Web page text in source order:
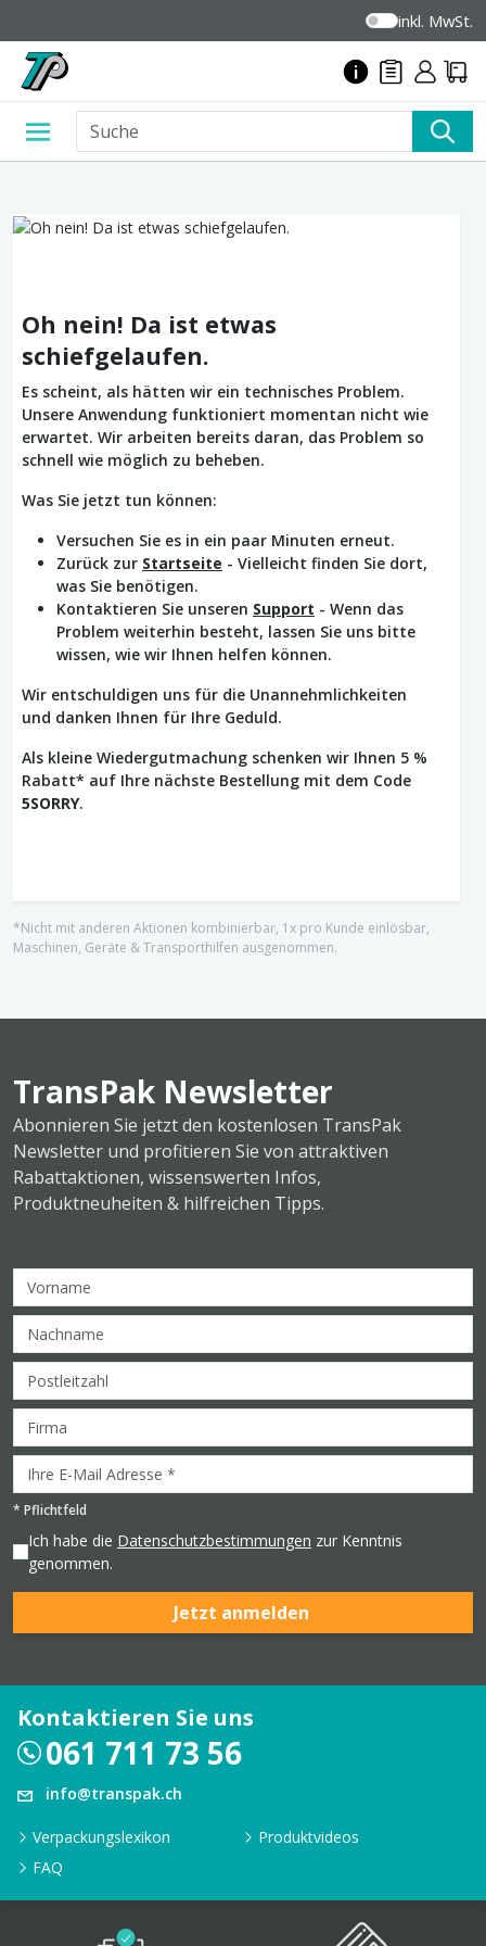
inkl. MwSt.
Oh nein! Da ist etwas
schiefgelaufen.
Es scheint, als hätten wir ein technisches Problem.
Unsere Anwendung funktioniert momentan nicht wie
erwartet. Wir arbeiten bereits daran, das Problem so
schnell wie möglich zu beheben.
Was Sie jetzt tun können:
Versuchen Sie es in ein paar Minuten erneut.
Zurück zur Startseite - Vielleicht finden Sie dort,
was Sie benötigen.
Kontaktieren Sie unseren Support - Wenn das
Problem weiterhin besteht, lassen Sie uns bitte
wissen, wie wir Ihnen helfen können.
Wir entschuldigen uns für die Unannehmlichkeiten
und danken Ihnen für Ihre Geduld.
Als kleine Wiedergutmachung schenken wir Ihnen 5 %
Rabatt* auf Ihre nächste Bestellung mit dem Code
5SORRY.
*Nicht mit anderen Aktionen kombinierbar, 1x pro Kunde einlösbar,
Maschinen, Geräte & Transporthilfen ausgenommen.
TransPak Newsletter
Abonnieren Sie jetzt den kostenlosen TransPak
Newsletter und profitieren Sie von attraktiven
Rabattaktionen, wissenswerten Infos,
Produktneuheiten & hilfreichen Tipps.
* Pflichtfeld
Ich habe die Datenschutzbestimmungen zur Kenntnis
genommen.
Jetzt anmelden
Kontaktieren Sie uns
061 711 73 56
info@transpak.ch
Verpackungslexikon
Produktvideos
FAQ